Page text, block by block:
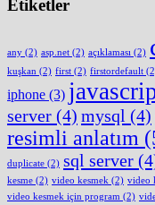
Etiketler
any (2) asp.net (2) açıklaması (2)
kuşkan (2) first (2) firstordefault
iphone (3)
server (4) mysql (4)
resimli anlatım
duplicate (2) sql server
kesme (2) video kesmek (2) video
video kesmek için program (2)